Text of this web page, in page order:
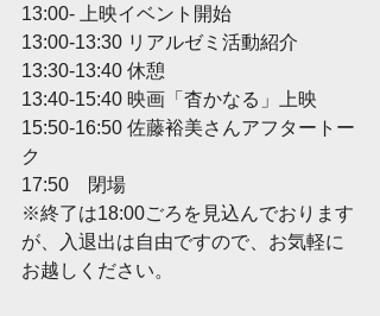
13:00- 上映イベント開始
13:00-13:30 リアルゼミ活動紹介
13:30-13:40 休憩
13:40-15:40 映画「杳かなる」上映
15:50-16:50 佐藤裕美さんアフタートー
ク
17:50　閉場
※終了は18:00ごろを見込んでおります
が、入退出は自由ですので、お気軽に
お越しください。